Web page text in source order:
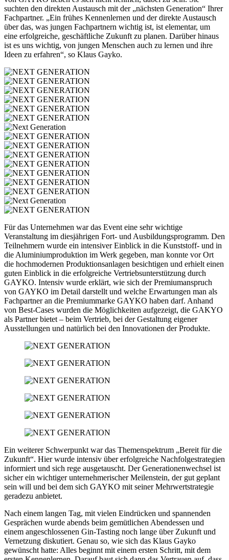
suchten den direkten Austausch mit der „nächsten Generation“ Ihrer
Fachpartner. „Ein frühes Kennenlernen und der direkte Austausch
über das, was jungen Fachpartnern wichtig ist, ist elementar, um
eine erfolgreiche, geschäftliche Zukunft zu planen. Darüber hinaus
ist es uns wichtig, von jungen Menschen auch zu lernen und ihre
Ideen zu erfahren“, so Klaus Gayko.
Für das Unternehmen war das Event eine sehr wichtige
Veranstaltung im diesjährigen Fort- und Ausbildungsprogramm. Den
Teilnehmern wurde ein intensiver Einblick in die Kunststoff- und in
die Aluminiumproduktion im Werk gegeben, man konnte vor Ort
die hochmodernen Produktionsanlagen besichtigen und erhielt einen
guten Einblick in die erfolgreiche Vertriebsunterstützung durch
GAYKO. Intensiv wurde erklärt, wie sich der Premiumanspruch
von GAYKO im Detail darstellt und welche Erwartungen man als
Fachpartner an die Premiummarke GAYKO haben darf. Anhand
von Best-Cases wurden die Möglichkeiten aufgezeigt, die GAKYO
als Partner bietet – beim Vertrieb, bei der Gestaltung eigener
Ausstellungen und natürlich bei den Innovationen der Produkte.
Ein weiterer Schwerpunkt war das Themenspektrum „Bereit für die
Zukunft“. Hier wurde intensiv über erfolgreiche Nachfolgestrategien
informiert und sich rege ausgetauscht. Der Generationenwechsel ist
sicher ein wichtiger unternehmerischer Meilenstein, der gut geplant
sein will und bei dem sich GAYKO mit seiner Mehrwertstrategie
geradezu anbietet.
Nach einem langen Tag, mit vielen Eindrücken und spannenden
Gesprächen wurde abends beim gemütlichen Abendessen und
einem angeschlossenen Gin-Tasting noch lange über Zukunft und
Vernetzung diskutiert. Genau so, wie sich das Klaus Gayko
gewünscht hatte: Alles beginnt mit einem ersten Schritt, mit dem